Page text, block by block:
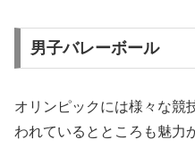
男子バレーボール
オリンピックには様々な競
われているとところも魅力